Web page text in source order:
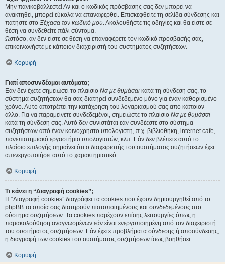
Μην πανικοβάλλεστε! Αν και ο κωδικός πρόσβασής σας δεν μπορεί να
ανακτηθεί, μπορεί εύκολα να επαναφερθεί. Επισκεφθείτε τη σελίδα σύνδεσης και
πατήστε στο Ξέχασα τον κωδικό μου. Ακολουθήστε τις οδηγίες και θα είστε σε
θέση να συνδεθείτε πάλι σύντομα.
Ωστόσο, αν δεν είστε σε θέση να επαναφέρετε τον κωδικό πρόσβασής σας,
επικοινωνήστε με κάποιον διαχειριστή του συστήματος συζητήσεων.
Κορυφή
Γιατί αποσυνδέομαι αυτόματα;
Εάν δεν έχετε σημειώσει το πλαίσιο Να με θυμάσαι κατά τη σύνδεση σας, το
σύστημα συζητήσεων θα σας διατηρεί συνδεδεμένο μόνο για έναν καθορισμένο
χρόνο. Αυτό αποτρέπει την κατάχρηση του λογαριασμού σας από κάποιον
άλλο. Για να παραμείνετε συνδεδεμένοι, σημειώστε το πλαίσιο Να με θυμάσαι
κατά τη σύνδεση σας. Αυτό δεν συνιστάται εάν συνδέεστε στο σύστημα
συζητήσεων από έναν κοινόχρηστο υπολογιστή, π.χ. βιβλιοθήκη, internet cafe,
πανεπιστημιακό εργαστήριο υπολογιστών, κλπ. Εάν δεν βλέπετε αυτό το
πλαίσιο επιλογής σημαίνει ότι ο διαχειριστής του συστήματος συζητήσεων έχει
απενεργοποιήσει αυτό το χαρακτηριστικό.
Κορυφή
Τι κάνει η “Διαγραφή cookies”;
Η “Διαγραφή cookies” διαγράφει τα cookies που έχουν δημιουργηθεί από το
phpBB τα οποία σας διατηρούν πιστοποιημένους και συνδεδεμένους στο
σύστημα συζητήσεων. Τα cookies παρέχουν επίσης λειτουργίες όπως η
παρακολούθηση αναγνωσμένων εάν είναι ενεργοποιημένη από τον διαχειριστή
του συστήματος συζητήσεων. Εάν έχετε προβλήματα σύνδεσης ή αποσύνδεσης,
η διαγραφή των cookies του συστήματος συζητήσεων ίσως βοηθήσει.
Κορυφή